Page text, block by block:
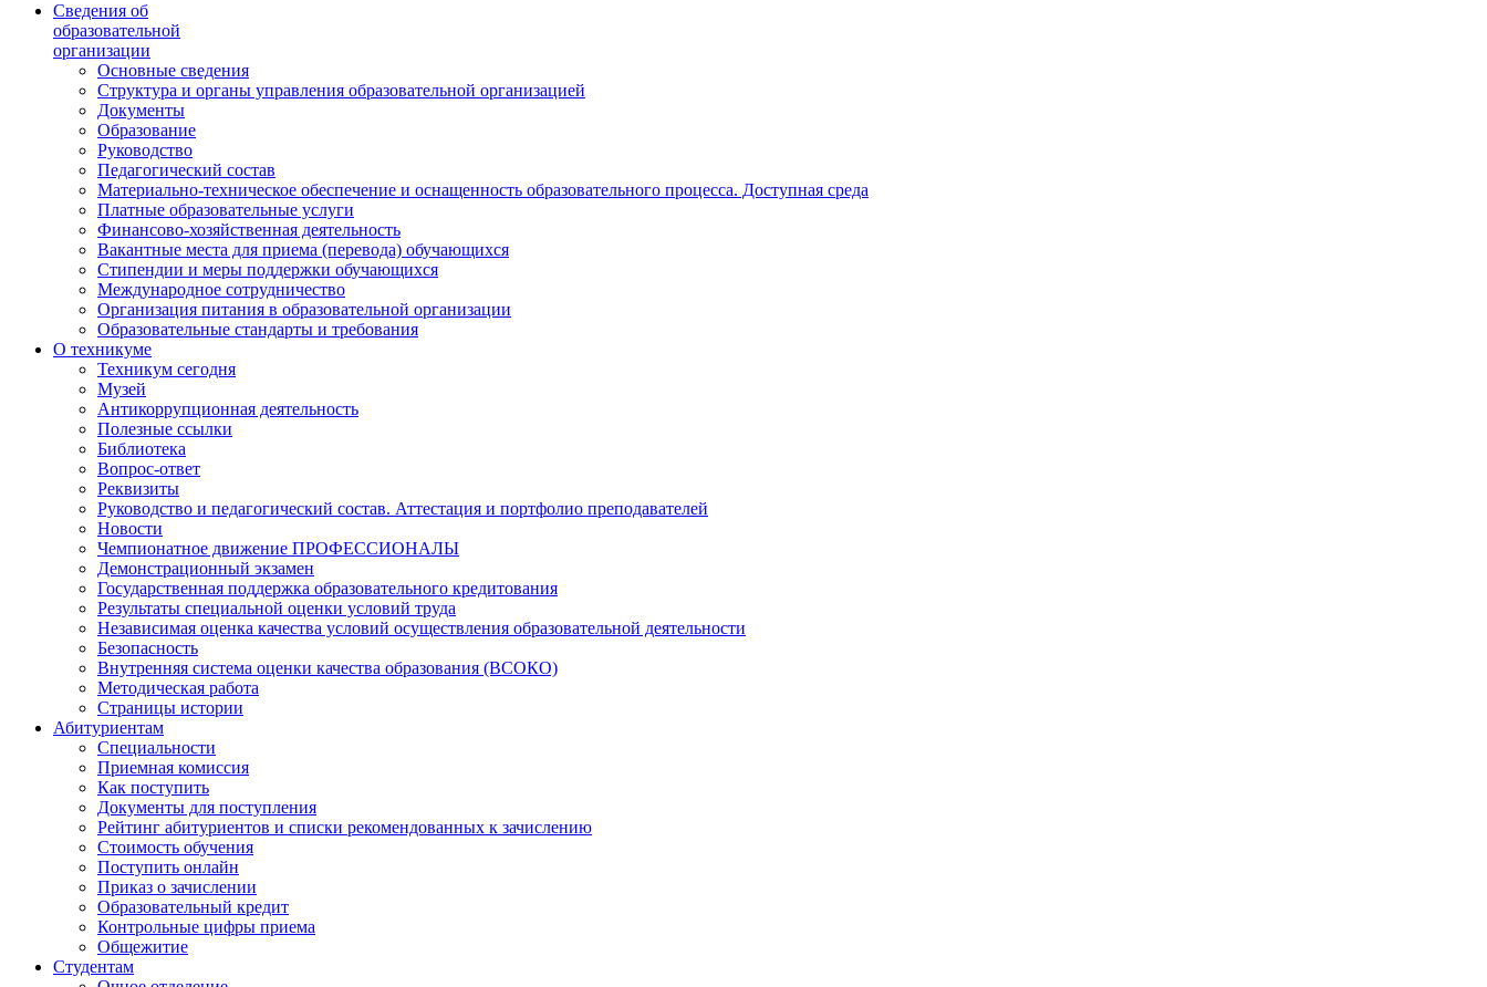
Сведения об
образовательной
организации
Основные сведения
Структура и органы управления образовательной организацией
Документы
Образование
Руководство
Педагогический состав
Материально-техническое обеспечение и оснащенность образовательного процесса. Доступная среда
Платные образовательные услуги
Финансово-хозяйственная деятельность
Вакантные места для приема (перевода) обучающихся
Стипендии и меры поддержки обучающихся
Международное сотрудничество
Организация питания в образовательной организации
Образовательные стандарты и требования
О техникуме
Техникум сегодня
Музей
Антикоррупционная деятельность
Полезные ссылки
Библиотека
Вопрос-ответ
Реквизиты
Руководство и педагогический состав. Аттестация и портфолио преподавателей
Новости
Чемпионатное движение ПРОФЕССИОНАЛЫ
Демонстрационный экзамен
Государственная поддержка образовательного кредитования
Результаты специальной оценки условий труда
Независимая оценка качества условий осуществления образовательной деятельности
Безопасность
Внутренняя система оценки качества образования (ВСОКО)
Методическая работа
Страницы истории
Абитуриентам
Специальности
Приемная комиссия
Как поступить
Документы для поступления
Рейтинг абитуриентов и списки рекомендованных к зачислению
Стоимость обучения
Поступить онлайн
Приказ о зачислении
Образовательный кредит
Контрольные цифры приема
Общежитие
Студентам